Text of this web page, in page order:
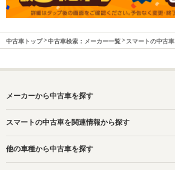
中古車トップ 中古車検索：メーカー一覧 スマートの中古車
メーカーから中古車を探す
スマートの中古車を関連情報から探す
他の車種から中古車を探す